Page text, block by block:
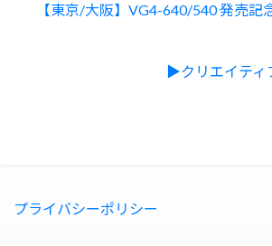
【東京/大阪】VG4-640/540 発売記
▶クリエイティ
プライバシーポリシー